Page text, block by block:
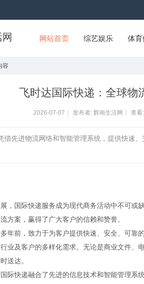
网站首页 综艺娱乐 体
容
飞时达国际快递：全球物
2026-07-07 发布者: 辉南生活网 查
借先进物流网络和智能管理系统，提供快速
，国际快递服务成为现代商务活动中不可
方案，赢得了广大客户的信赖和赞誉。
年前，致力于为客户提供快速、安全、可靠
业及客户的多样化需求。无论是商业文件、
送达。
际快递融合了先进的信息技术和智能管理系